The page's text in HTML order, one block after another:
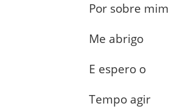
Por sobre mim
Me abrigo
E espero o
Tempo agir